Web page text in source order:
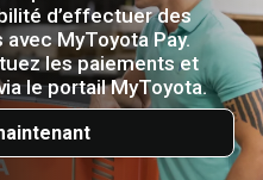
d’effectuer des
MyToyota Pay.
les paiements et
le portail MyToyota.